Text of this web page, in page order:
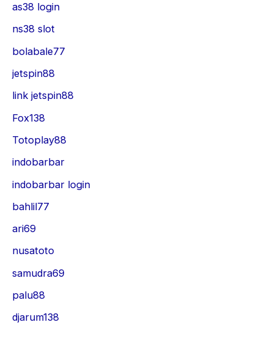
as38 login
ns38 slot
bolabale77
jetspin88
link jetspin88
Fox138
Totoplay88
indobarbar
indobarbar login
bahlil77
ari69
nusatoto
samudra69
palu88
djarum138